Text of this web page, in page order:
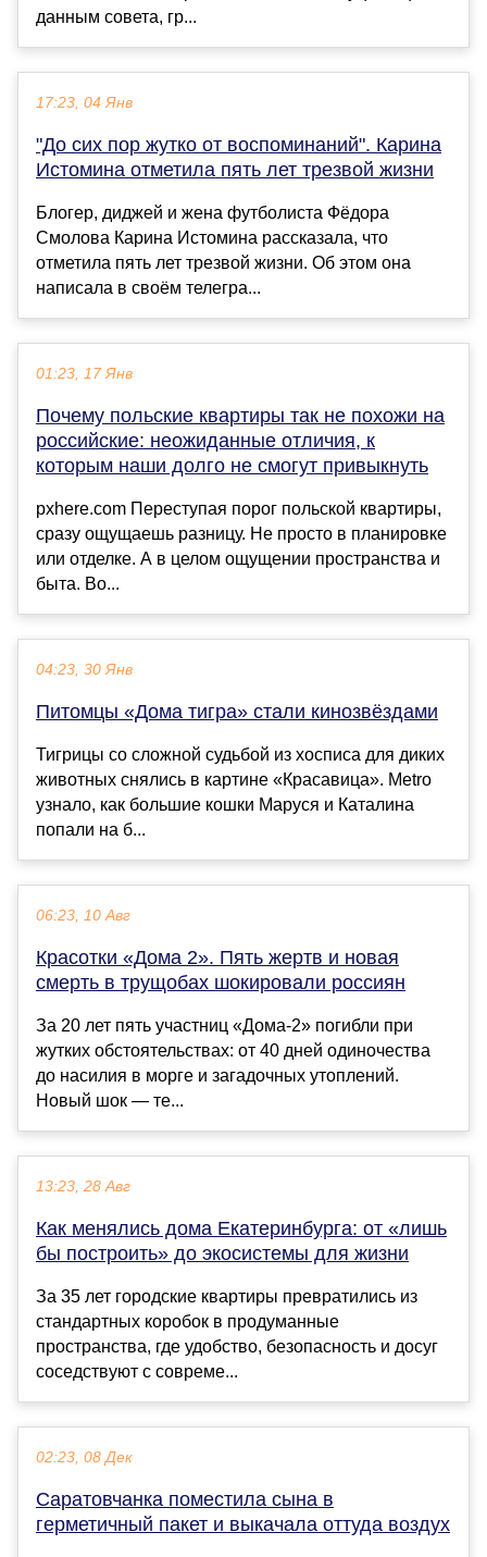
данным совета, гр...
17:23, 04 Янв
"До сих пор жутко от воспоминаний". Карина
Истомина отметила пять лет трезвой жизни
Блогер, диджей и жена футболиста Фёдора
Смолова Карина Истомина рассказала, что
отметила пять лет трезвой жизни. Об этом она
написала в своём телегра...
01:23, 17 Янв
Почему польские квартиры так не похожи на
российские: неожиданные отличия, к
которым наши долго не смогут привыкнуть
pxhere.com Переступая порог польской квартиры,
сразу ощущаешь разницу. Не просто в планировке
или отделке. А в целом ощущении пространства и
быта. Во...
04:23, 30 Янв
Питомцы «Дома тигра» стали кинозвёздами
Тигрицы со сложной судьбой из хосписа для диких
животных снялись в картине «Красавица». Metro
узнало, как большие кошки Маруся и Каталина
попали на б...
06:23, 10 Авг
Красотки «Дома 2». Пять жертв и новая
смерть в трущобах шокировали россиян
За 20 лет пять участниц «Дома-2» погибли при
жутких обстоятельствах: от 40 дней одиночества
до насилия в морге и загадочных утоплений.
Новый шок — те...
13:23, 28 Авг
Как менялись дома Екатеринбурга: от «лишь
бы построить» до экосистемы для жизни
За 35 лет городские квартиры превратились из
стандартных коробок в продуманные
пространства, где удобство, безопасность и досуг
соседствуют с совреме...
02:23, 08 Дек
Саратовчанка поместила сына в
герметичный пакет и выкачала оттуда воздух